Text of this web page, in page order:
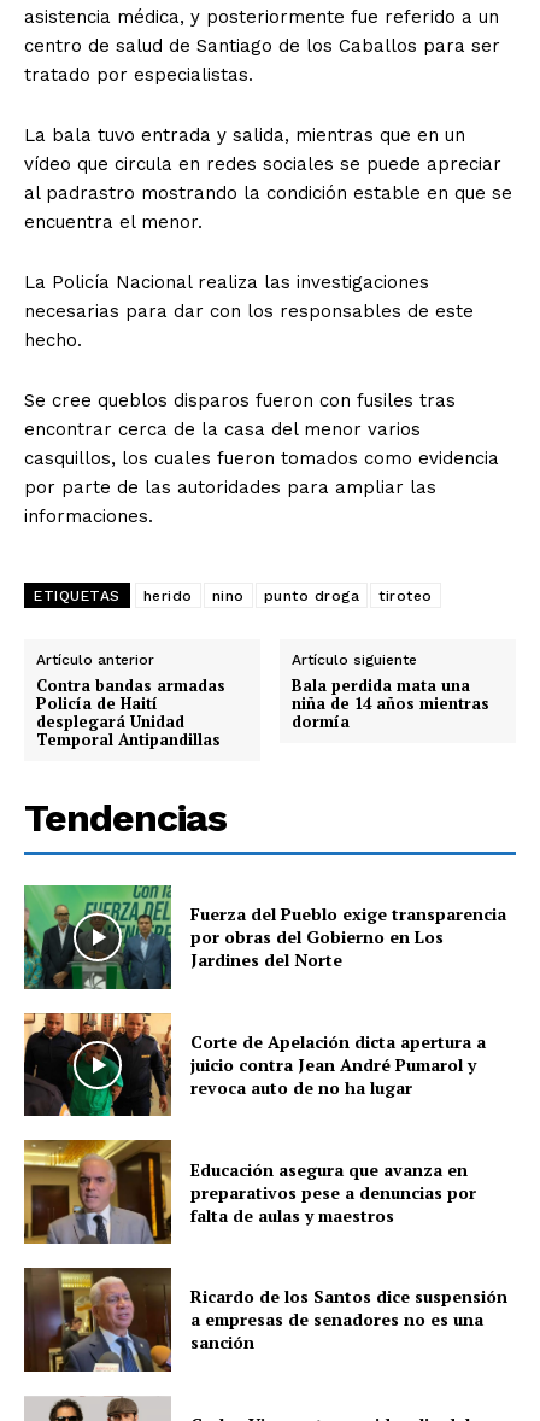
asistencia médica, y posteriormente fue referido a un
centro de salud de Santiago de los Caballos para ser
tratado por especialistas.
La bala tuvo entrada y salida, mientras que en un
vídeo que circula en redes sociales se puede apreciar
al padrastro mostrando la condición estable en que se
encuentra el menor.
La Policía Nacional realiza las investigaciones
necesarias para dar con los responsables de este
hecho.
Se cree queblos disparos fueron con fusiles tras
encontrar cerca de la casa del menor varios
casquillos, los cuales fueron tomados como evidencia
por parte de las autoridades para ampliar las
informaciones.
ETIQUETAS herido nino punto droga tiroteo
Artículo anterior
Contra bandas armadas
Policía de Haití
desplegará Unidad
Temporal Antipandillas
Artículo siguiente
Bala perdida mata una
niña de 14 años mientras
dormía
Tendencias
Fuerza del Pueblo exige transparencia
por obras del Gobierno en Los
Jardines del Norte
Corte de Apelación dicta apertura a
juicio contra Jean André Pumarol y
revoca auto de no ha lugar
Educación asegura que avanza en
preparativos pese a denuncias por
falta de aulas y maestros
Ricardo de los Santos dice suspensión
a empresas de senadores no es una
sanción